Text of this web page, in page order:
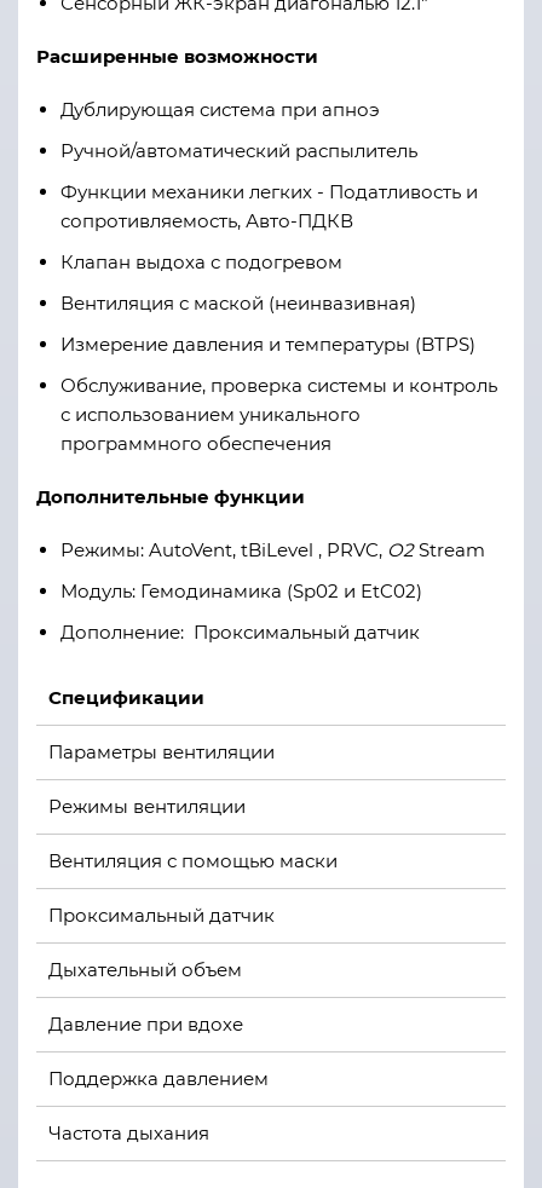
Расширенные возможности
Дублирующая система при апноэ
Ручной/автоматический распылитель
Функции механики легких - Податливость и
сопротивляемость, Авто-ПДКВ
Клапан выдоха с подогревом
Вентиляция с маской (неинвазивная)
Измерение давления и температуры (BTPS)
Обслуживание, проверка системы и контроль
с использованием уникального
программного обеспечения
Дополнительные функции
Режимы: AutoVent, tBiLevel , PRVC, O2Stream
Модуль: Гемодинамика (Sp02 и EtC02)
Дополнение: Проксимальный датчик
Спецификации
Параметры вентиляции
Режимы вентиляции
Вентиляция с помощью маски
Проксимальный датчик
Дыхательный объем
Давление при вдохе
Поддержка давлением
Частота дыхания